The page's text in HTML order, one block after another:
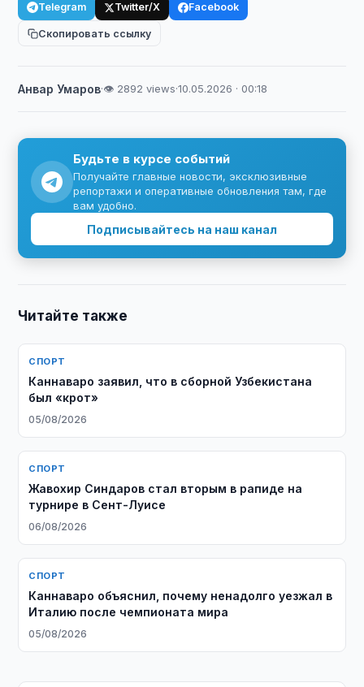
Telegram Twitter/X Facebook
Скопировать ссылку
Анвар Умаров·👁 2892 views·10.05.2026 · 00:18
Будьте в курсе событий
Получайте главные новости, эксклюзивные
репортажи и оперативные обновления там, где
вам удобно.
Подписывайтесь на наш канал
Читайте также
СПОРТ
Каннаваро заявил, что в сборной Узбекистана
был «крот»
05/08/2026
СПОРТ
Жавохир Синдаров стал вторым в рапиде на
турнире в Сент-Луисе
06/08/2026
СПОРТ
Каннаваро объяснил, почему ненадолго уезжал в
Италию после чемпионата мира
05/08/2026